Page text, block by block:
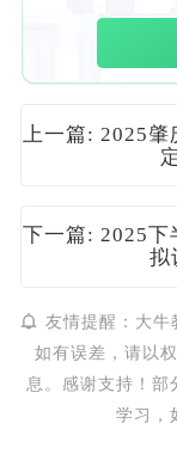
上一篇: 2025
下一篇: 2025下
拟
友情提醒：大牛
如有误差，请以
息。感谢支持！部
学习，